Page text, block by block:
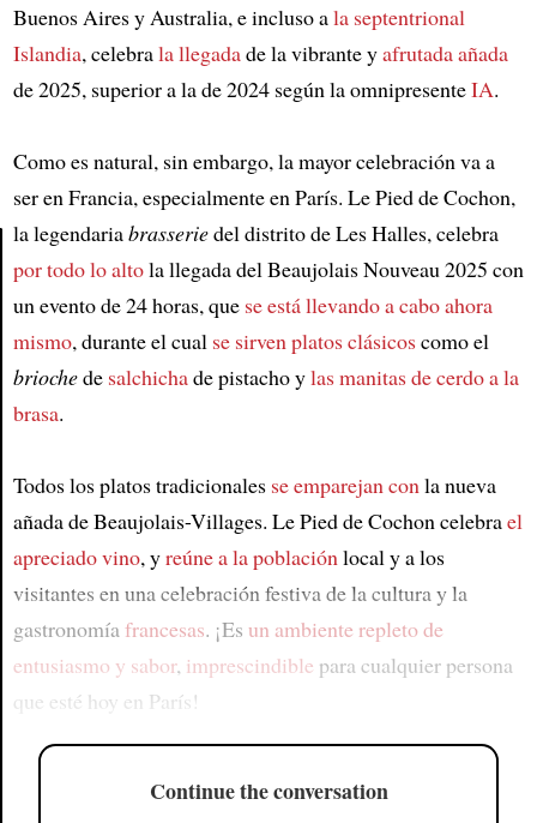
Buenos Aires y Australia, e incluso ala septentrional
Islandia, celebrala llegadade la vibrante yafrutada añada
de 2025, superior a la de 2024 según la omnipresenteIA.
Como es natural, sin embargo, la mayor celebración va a
ser en Francia, especialmente en París. Le Pied de Cochon,
la legendariabrasseriedel distrito de Les Halles, celebra
por todo lo altola llegada del Beaujolais Nouveau 2025 con
un evento de 24 horas, que se está llevando a cabo ahora
mismo, durante el cual se sirven platos clásicoscomo el
briochede salchichade pistacho ylas manitas de cerdo a la
brasa.
Todos los platos tradicionales se emparejan con la nueva
añada de Beaujolais-Villages. Le Pied de Cochon celebrael
apreciado vino, yreúne a la población local y a los
visitantes en una celebración festiva de la cultura y la
gastronomía francesas. ¡Es un ambiente repleto de
entusiasmo y sabor, imprescindible para cualquier persona
que esté hoy en París!
Continue the conversation